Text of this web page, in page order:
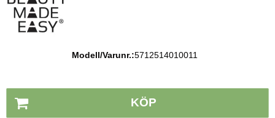
Modell/Varunr.:5712514010011
KÖP